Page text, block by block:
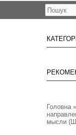
КАТЕГОРІЇ
Головна»
мысли